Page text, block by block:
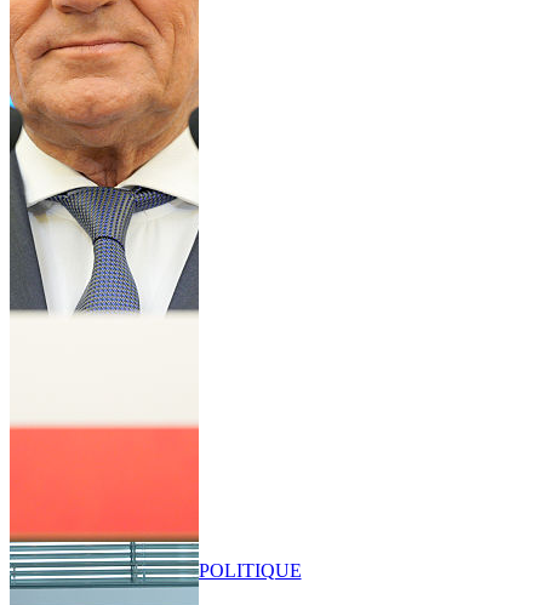
POLITIQUE